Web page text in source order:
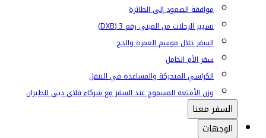
موافقة الصعود إلى الطائرة
تسيير الرحلات من المبنى رقم 3 (DXB)
السفر خلال موسم العمرة والحج
سفر الأم الحامل
الكراسي المتحركة والمساعدة في التنقل
وزن الأمتعة المسموح عند السفر مع شركاء فلاي دبي للطيران
السفر معنا
الوجهات